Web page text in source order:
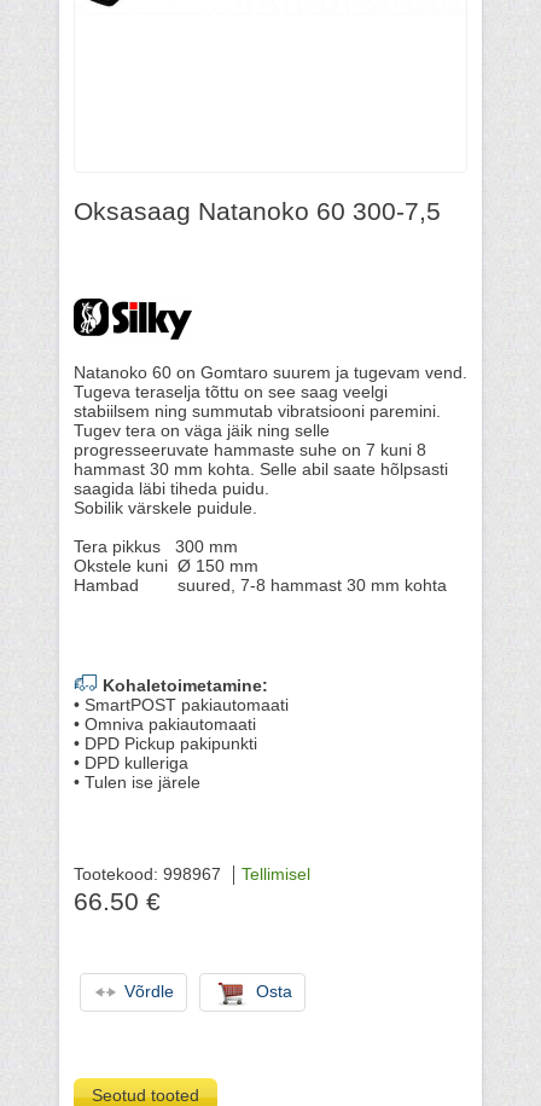
Oksasaag Natanoko 60 300-7,5
Natanoko 60 on Gomtaro suurem ja tugevam vend.
Tugeva teraselja tõttu on see saag veelgi
stabiilsem ning summutab vibratsiooni paremini.
Tugev tera on väga jäik ning selle
progresseeruvate hammaste suhe on 7 kuni 8
hammast 30 mm kohta. Selle abil saate hõlpsasti
saagida läbi tiheda puidu.
Sobilik värskele puidule.
Tera pikkus 300 mm
Okstele kuni Ø 150 mm
Hambad suured, 7-8 hammast 30 mm kohta
Kohaletoimetamine:
• SmartPOST pakiautomaati
• Omniva pakiautomaati
• DPD Pickup pakipunkti
• DPD kulleriga
• Tulen ise järele
Tootekood: 998967 Tellimisel
66.50 €
Võrdle Osta
Seotud tooted